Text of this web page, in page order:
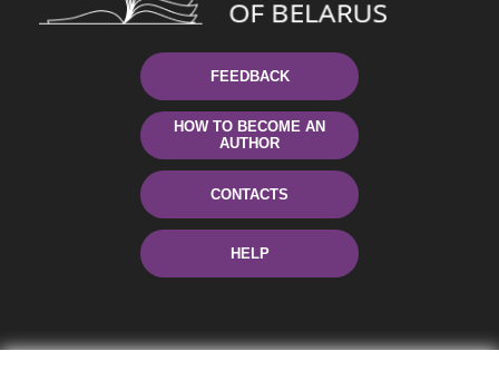
FEEDBACK
HOW TO BECOME AN
AUTHOR
CONTACTS
HELP